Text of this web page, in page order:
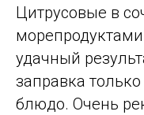
Цитрусовые в
удачный
заправка
блюдо. Очень